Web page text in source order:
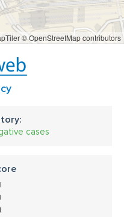
© OpenStreetMap contributors
cases